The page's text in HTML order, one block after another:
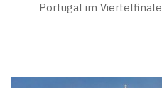
Portugal im Viertelfinale